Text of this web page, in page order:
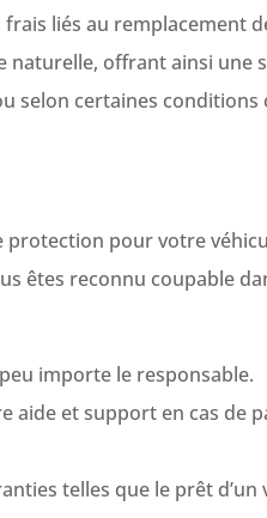
liés au remplacement
naturelle, offrant ainsi une
selon certaines conditions
pour votre
êtes reconnu coupable
importe le responsable.
aide et support en cas de
telles que le prêt d’un